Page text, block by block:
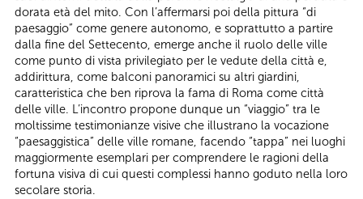
dorata età del mito. Con l’affermarsi poi della pittura “di
paesaggio” come genere autonomo, e soprattutto a partire
dalla fine del Settecento, emerge anche il ruolo delle ville
come punto di vista privilegiato per le vedute della città e,
addirittura, come balconi panoramici su altri giardini,
caratteristica che ben riprova la fama di Roma come città
delle ville. L’incontro propone dunque un “viaggio” tra le
moltissime testimonianze visive che illustrano la vocazione
“paesaggistica” delle ville romane, facendo “tappa” nei luoghi
maggiormente esemplari per comprendere le ragioni della
fortuna visiva di cui questi complessi hanno goduto nella loro
secolare storia.